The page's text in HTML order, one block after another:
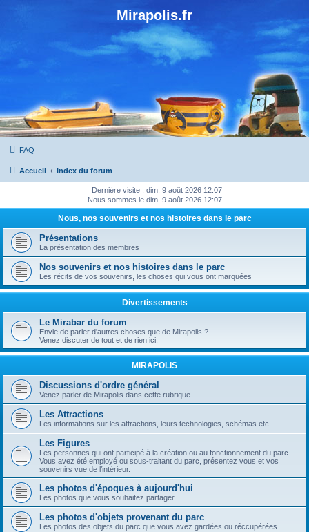
Mirapolis.fr
FAQ
Accueil Index du forum
Dernière visite : dim. 9 août 2026 12:07
Nous sommes le dim. 9 août 2026 12:07
Nous, nos souvenirs et nos histoires dans le parc
Présentations
La présentation des membres
Nos souvenirs et nos histoires dans le parc
Les récits de vos souvenirs, les choses qui vous ont marquées
Divertissements
Le Mirabar du forum
Envie de parler d'autres choses que de Mirapolis ?
Venez discuter de tout et de rien ici.
MIRAPOLIS
Discussions d'ordre général
Venez parler de Mirapolis dans cette rubrique
Les Attractions
Les informations sur les attractions, leurs technologies, schémas etc...
Les Figures
Les personnes qui ont participé à la création ou au fonctionnement du parc.
Vous avez été employé ou sous-traitant du parc, présentez vous et vos
souvenirs vue de l’intérieur.
Les photos d'époques à aujourd'hui
Les photos que vous souhaitez partager
Les photos d'objets provenant du parc
Les photos des objets du parc que vous avez gardées ou réccupérées